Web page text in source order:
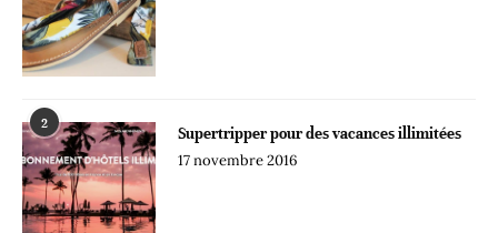
2
Supertripper pour des vacances illimitées
17 novembre 2016